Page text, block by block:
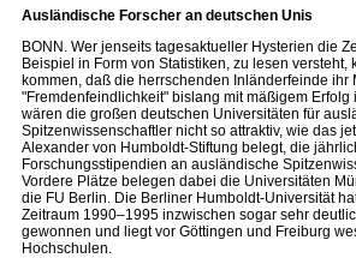
Ausländische Forscher an deutschen Unis
BONN. Wer jenseits tagesaktueller Hysterien die
Beispiel in Form von Statistiken, zu lesen versteht,
kommen, daß die herrschenden Inländerfeinde ihr
"Fremdenfeindlichkeit" bislang mit mäßigem
wären die großen deutschen Universitäten für
Spitzenwissenschaftler nicht so attraktiv, wie das
Alexander von Humboldt-Stiftung belegt, die
Forschungsstipendien an ausländische
Vordere Plätze belegen dabei die Universitäten
die FU Berlin. Die Berliner Humboldt-Universität
Zeitraum 1990–1995 inzwischen sogar sehr
gewonnen und liegt vor Göttingen und Freiburg
Hochschulen.